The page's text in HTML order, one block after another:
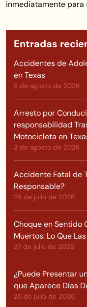
inmediatamente para
Entradas
Accidentes de
en Texas
5 de agosto de 2026
Arresto por
responsabilidad
Motocicleta en
3 de agosto de 2026
Accidente Fatal de
Responsable?
28 de julio de 2026
Choque en Sentido
Muertos: Lo Que
27 de julio de 2026
¿Puede Presentar
que Aparece Días
25 de julio de 2026